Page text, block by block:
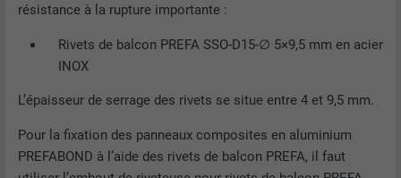
résistance à la rupture importante :
Rivets de balcon PREFA SSO-D15-∅ 5×9,5 mm en acier
INOX
L’épaisseur de serrage des rivets se situe entre 4 et 9,5 mm.
Pour la fixation des panneaux composites en aluminium
PREFABOND à l’aide des rivets de balcon PREFA, il faut